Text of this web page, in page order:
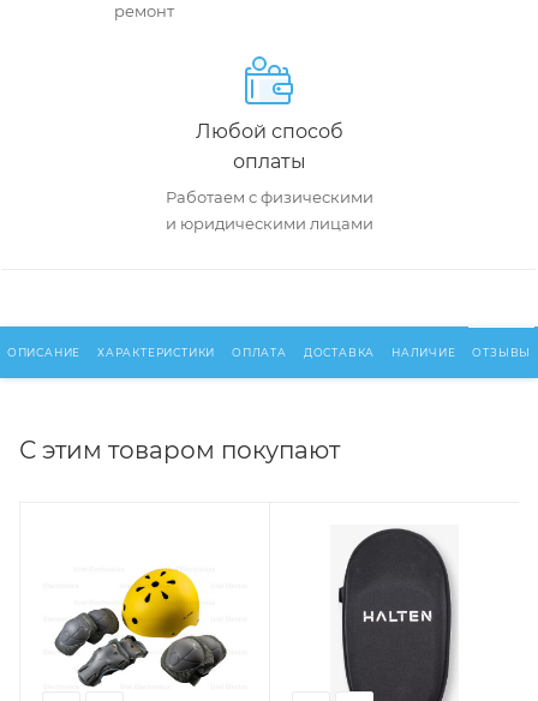
ремонт
Любой способ
оплаты
Работаем с физическими
и юридическими лицами
ОПИСАНИЕ ХАРАКТЕРИСТИКИ ОПЛАТА ДОСТАВКА НАЛИЧИЕ ОТЗЫВЫ
С этим товаром покупают